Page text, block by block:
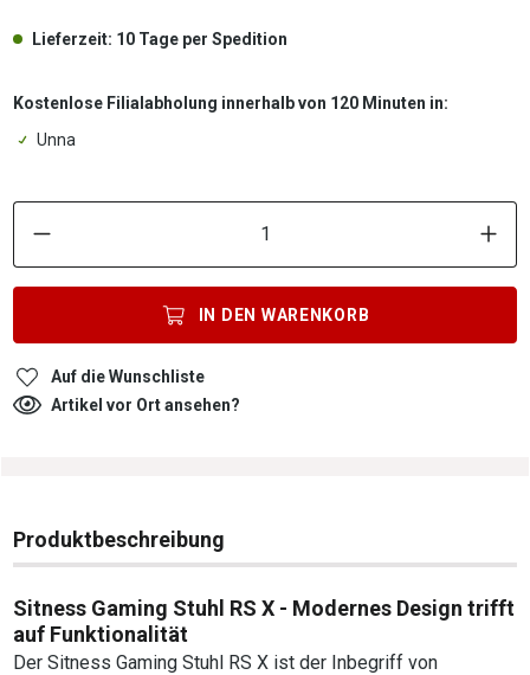
Lieferzeit: 10 Tage per Spedition
Kostenlose Filialabholung innerhalb von 120 Minuten in:
Unna
IN DEN WARENKORB
Auf die Wunschliste
Artikel vor Ort ansehen?
Produktbeschreibung
Sitness Gaming Stuhl RS X - Modernes Design trifft
auf Funktionalität
Der Sitness Gaming Stuhl RS X ist der Inbegriff von